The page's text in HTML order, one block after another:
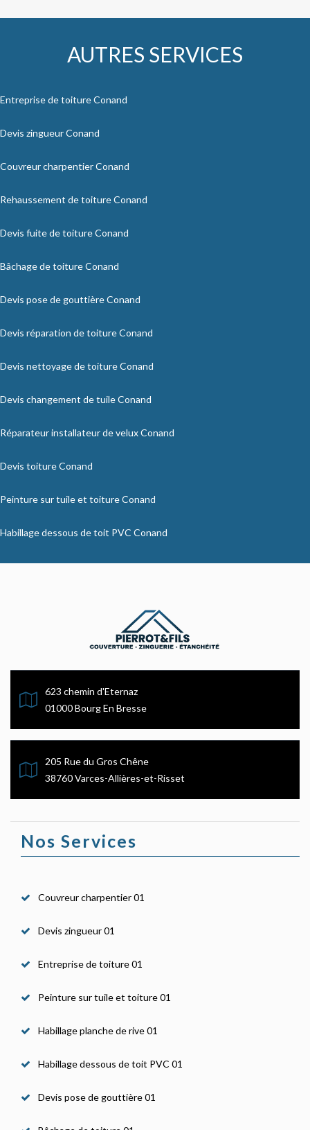
AUTRES SERVICES
Entreprise de toiture Conand
Devis zingueur Conand
Couvreur charpentier Conand
Rehaussement de toiture Conand
Devis fuite de toiture Conand
Bâchage de toiture Conand
Devis pose de gouttière Conand
Devis réparation de toiture Conand
Devis nettoyage de toiture Conand
Devis changement de tuile Conand
Réparateur installateur de velux Conand
Devis toiture Conand
Peinture sur tuile et toiture Conand
Habillage dessous de toit PVC Conand
623 chemin d'Eternaz
01000 Bourg En Bresse
205 Rue du Gros Chêne
38760 Varces-Allières-et-Risset
Nos Services
Couvreur charpentier 01
Devis zingueur 01
Entreprise de toiture 01
Peinture sur tuile et toiture 01
Habillage planche de rive 01
Habillage dessous de toit PVC 01
Devis pose de gouttière 01